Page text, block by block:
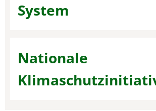
System
Nationale